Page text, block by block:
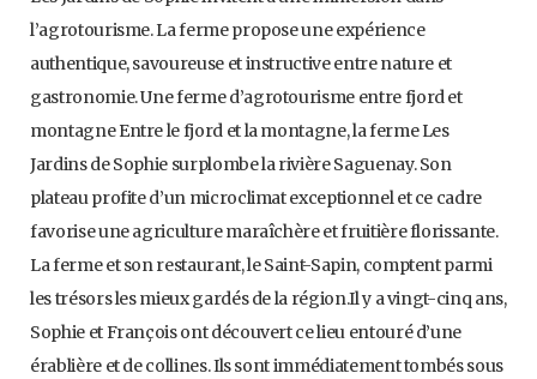
l’agrotourisme. La ferme propose une expérience
authentique, savoureuse et instructive entre nature et
gastronomie. Une ferme d’agrotourisme entre fjord et
montagne Entre le fjord et la montagne, la ferme Les
Jardins de Sophie surplombe la rivière Saguenay. Son
plateau profite d’un microclimat exceptionnel et ce cadre
favorise une agriculture maraîchère et fruitière florissante.
La ferme et son restaurant, le Saint-Sapin, comptent parmi
les trésors les mieux gardés de la région.Il y a vingt-cinq ans,
Sophie et François ont découvert ce lieu entouré d’une
érablière et de collines. Ils sont immédiatement tombés sous